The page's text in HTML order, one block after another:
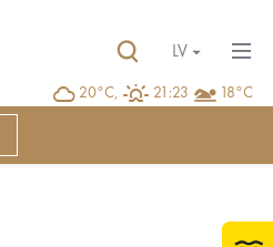
20°C, 21:23 18°C
LV